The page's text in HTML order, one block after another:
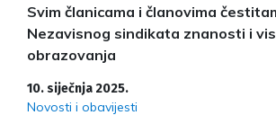
Svim članicama i članovima
Nezavisnog sindikata znanosti i
obrazovanja
10. siječnja 2025.
Novosti i obavijesti